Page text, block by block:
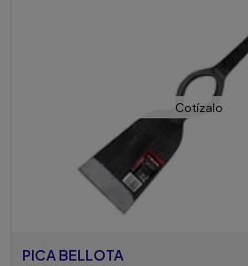
Cotízalo
PICA BELLOTA